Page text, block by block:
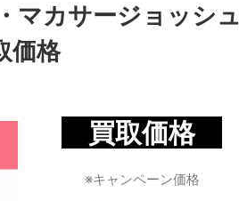
マカサージョッシュ
価格
買取価格
※キャンペーン価格